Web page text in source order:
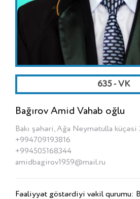
635 - VK
Bağırov Amid Vahab oğlu
Bakı şəhəri, Ağa Neymətulla küçəsi
+994709193816
+994505168344
amidbagirov1959@mail.ru
Fəaliyyət göstərdiyi vəkil qurumu: